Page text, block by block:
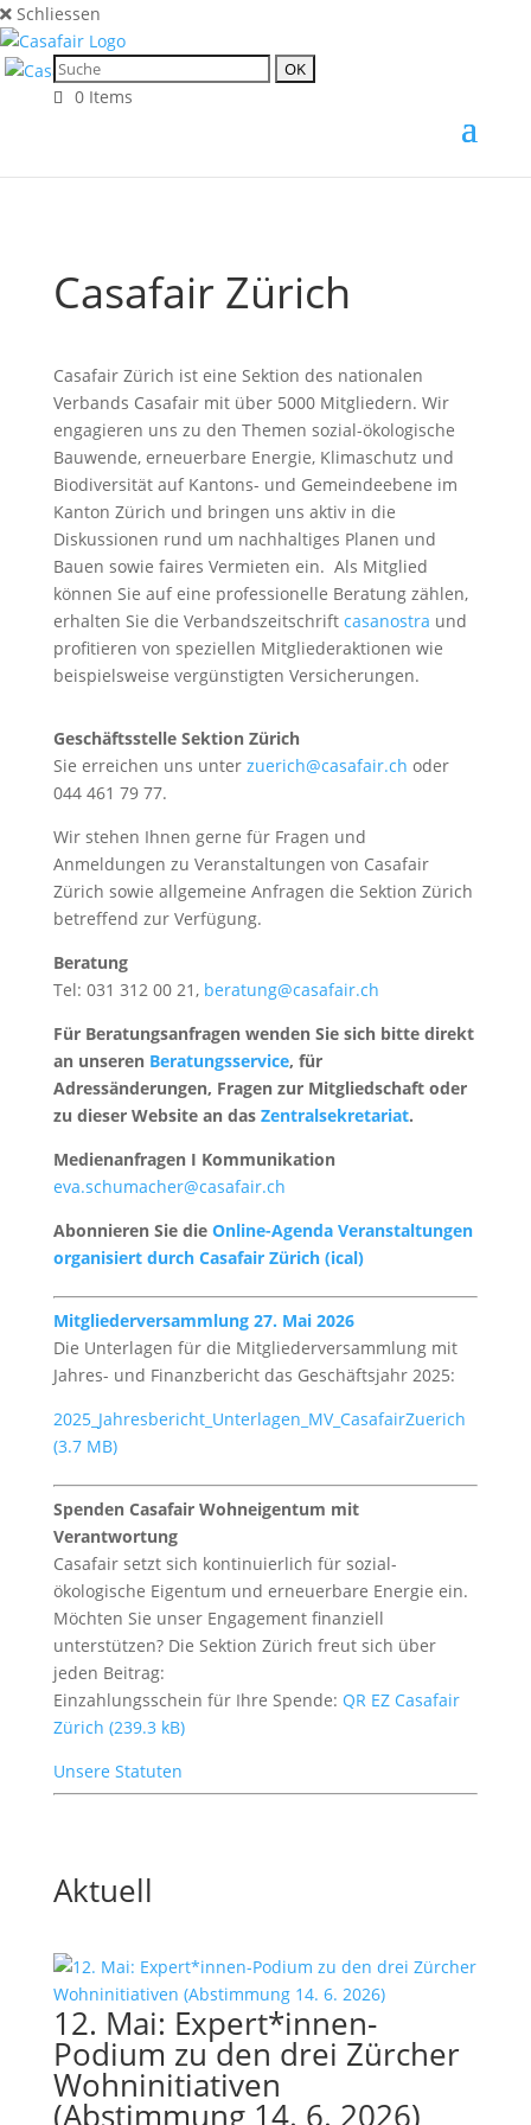
Schliessen
0 Items
Casafair Zürich
Casafair Zürich ist eine Sektion des nationalen
Verbands Casafair mit über 5000 Mitgliedern. Wir
engagieren uns zu den Themen sozial-ökologische
Bauwende, erneuerbare Energie, Klimaschutz und
Biodiversität auf Kantons- und Gemeindeebene im
Kanton Zürich und bringen uns aktiv in die
Diskussionen rund um nachhaltiges Planen und
Bauen sowie faires Vermieten ein. Als Mitglied
können Sie auf eine professionelle Beratung zählen,
erhalten Sie die Verbandszeitschrift casanostra und
profitieren von speziellen Mitgliederaktionen wie
beispielsweise vergünstigten Versicherungen.
Geschäftsstelle Sektion Zürich
Sie erreichen uns unter zuerich@casafair.ch oder
044 461 79 77.
Wir stehen Ihnen gerne für Fragen und
Anmeldungen zu Veranstaltungen von Casafair
Zürich sowie allgemeine Anfragen die Sektion Zürich
betreffend zur Verfügung.
Beratung
Tel: 031 312 00 21, beratung@casafair.ch
Für Beratungsanfragen wenden Sie sich bitte direkt
an unseren Beratungsservice, für
Adressänderungen, Fragen zur Mitgliedschaft oder
zu dieser Website an das Zentralsekretariat.
Medienanfragen I Kommunikation
eva.schumacher@casafair.ch
Abonnieren Sie dieOnline-Agenda Veranstaltungen
organisiert durch Casafair Zürich (ical)
Mitgliederversammlung 27. Mai 2026
Die Unterlagen für die Mitgliederversammlung mit
Jahres- und Finanzbericht das Geschäftsjahr 2025:
2025_Jahresbericht_Unterlagen_MV_CasafairZuerich
Spenden Casafair Wohneigentum mit
Verantwortung
Casafair setzt sich kontinuierlich für sozial-
ökologische Eigentum und erneuerbare Energie ein.
Möchten Sie unser Engagement finanziell
unterstützen? Die Sektion Zürich freut sich über
jeden Beitrag:
Einzahlungsschein für Ihre Spende: QR EZ Casafair
Zürich
Unsere Statuten
Aktuell
12. Mai: Expert*innen-
Podium zu den drei Zürcher
Wohninitiativen
(Abstimmung 14. 6. 2026)